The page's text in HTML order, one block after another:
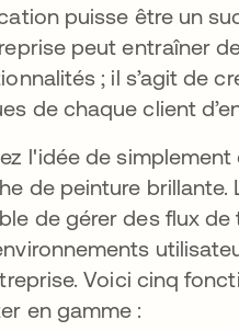
puisse être un
peut entraîner
; il s’agit de
de chaque client
l'idée de
de peinture
de gérer des flux
Voici cinq
en gamme :